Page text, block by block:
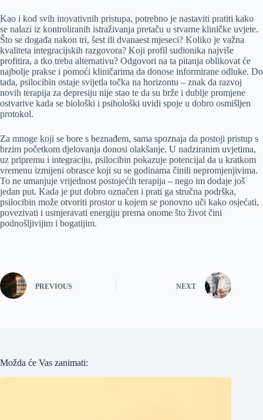
Kao i kod svih inovativnih pristupa, potrebno je nastaviti pratiti kako
se nalazi iz kontroliranih istraživanja pretaču u stvarne kliničke uvjete.
Što se događa nakon tri, šest ili dvanaest mjeseci? Koliko je važna
kvaliteta integracijskih razgovora? Koji profil sudionika najviše
profitira, a tko treba alternativu? Odgovori na ta pitanja oblikovat će
najbolje prakse i pomoći kliničarima da donose informirane odluke. Do
tada, psilocibin ostaje svijetla točka na horizontu – znak da razvoj
novih terapija za depresiju nije stao te da su brže i dublje promjene
ostvarive kada se biološki i psihološki uvidi spoje u dobro osmišljen
protokol.
Za mnoge koji se bore s beznađem, sama spoznaja da postoji pristup s
brzim početkom djelovanja donosi olakšanje. U nadziranim uvjetima,
uz pripremu i integraciju, psilocibin pokazuje potencijal da u kratkom
vremenu izmijeni obrasce koji su se godinama činili nepromjenjivima.
To ne umanjuje vrijednost postojećih terapija – nego im dodaje još
jedan put. Kada je put dobro označen i prati ga stručna podrška,
psilocibin može otvoriti prostor u kojem se ponovno uči kako osjećati,
povezivati i usmjeravati energiju prema onome što život čini
podnošljivijim i bogatijim.
PREVIOUS NEXT
Možda će Vas zanimati: